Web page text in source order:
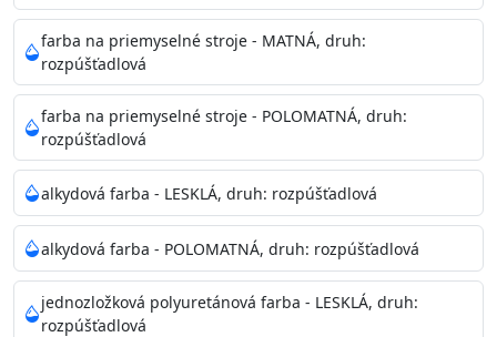
Riedenie: do 10% vodou, podľa spôsobu aplikácie
Doba schnutia na dotyk
Doba na druhý náter: 3-4 hodiny
Balenie : 750ml, 1l, 3l, 9l, 15l
Výdatnosť na jednu vrstvu
Aplikácia: štetec, valček, striekacia pištoľ
Povrchová úprava: 1
Je možné tónovať v systéme Colorfull: áno
Merná hmotnosť : 1,54 ± 0,02 Kg / L (ISO 2811)
Čistenie: vodou
farba na priemyselné stroje - MATNÁ, druh:
rozpúšťadlová
farba na priemyselné stroje - POLOMATNÁ, druh:
rozpúšťadlová
alkydová farba - LESKLÁ, druh: rozpúšťadlová
alkydová farba - POLOMATNÁ, druh: rozpúšťadlová
jednozložková polyuretánová farba - LESKLÁ, druh:
rozpúšťadlová